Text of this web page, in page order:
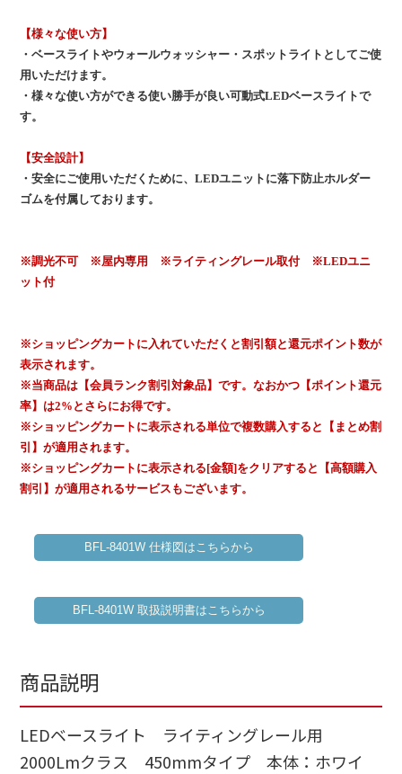
【様々な使い方】
・ベースライトやウォールウォッシャー・スポットライトとしてご使
用いただけます。
・様々な使い方ができる使い勝手が良い可動式LEDベースライトで
す。
【安全設計】
・安全にご使用いただくために、LEDユニットに落下防止ホルダー
ゴムを付属しております。
※調光不可 ※屋内専用 ※ライティングレール取付 ※LEDユニ
ット付
※ショッピングカートに入れていただくと割引額と還元ポイント数が
表示されます。
※当商品は【会員ランク割引対象品】です。なおかつ【ポイント還元
率】は2%とさらにお得です。
※ショッピングカートに表示される単位で複数購入すると【まとめ割
引】が適用されます。
※ショッピングカートに表示される[金額]をクリアすると【高額購入
割引】が適用されるサービスもございます。
BFL-8401W 仕様図はこちらから
BFL-8401W 取扱説明書はこちらから
商品説明
LEDベースライト ライティングレール用
2000Lmクラス 450mmタイプ 本体：ホワイ